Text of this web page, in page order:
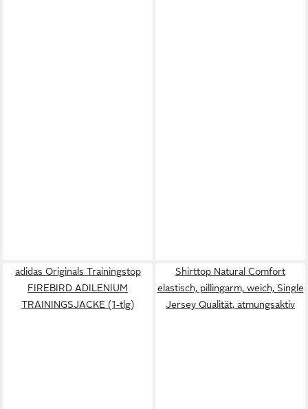
adidas Originals Trainingstop
FIREBIRD ADILENIUM
TRAININGSJACKE (1-tlg)
Shirttop Natural Comfort
elastisch, pillingarm, weich, Single
Jersey Qualität, atmungsaktiv